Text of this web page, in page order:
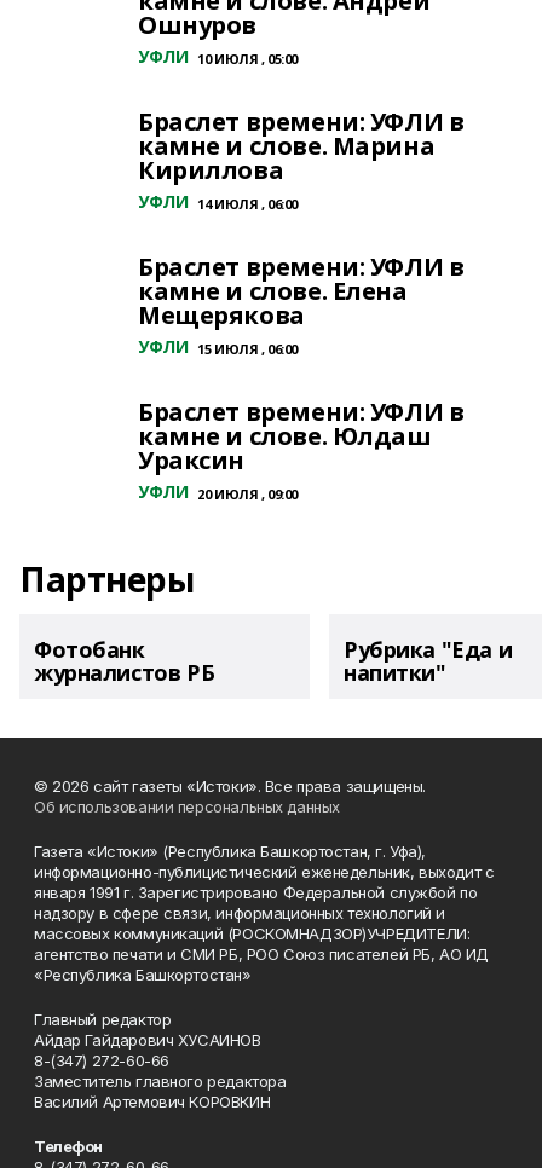
Ошнуров
УФЛИ 10 ИЮЛЯ , 05:00
Браслет времени: УФЛИ в
камне и слове. Марина
Кириллова
УФЛИ 14 ИЮЛЯ , 06:00
Браслет времени: УФЛИ в
камне и слове. Елена
Мещерякова
УФЛИ 15 ИЮЛЯ , 06:00
Браслет времени: УФЛИ в
камне и слове. Юлдаш
Ураксин
УФЛИ 20 ИЮЛЯ , 09:00
Партнеры
Фотобанк
журналистов РБ
Рубрика "Еда и
напитки"
© 2026 сайт газеты «Истоки». Все права защищены.
Об использовании персональных данных
Газета «Истоки» (Республика Башкортостан, г. Уфа),
информационно-публицистический еженедельник, выходит с
января 1991 г. Зарегистрировано Федеральной службой по
надзору в сфере связи, информационных технологий и
массовых коммуникаций (РОСКОМНАДЗОР)УЧРЕДИТЕЛИ:
агентство печати и СМИ РБ, РОО Союз писателей РБ, АО ИД
«Республика Башкортостан»
Главный редактор
Айдар Гайдарович ХУСАИНОВ
8-(347) 272-60-66
Заместитель главного редактора
Василий Артемович КОРОВКИН
Телефон